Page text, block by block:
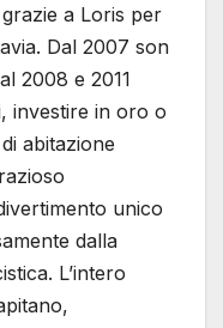
a Loris per
Dal 2007 son
2008 e 2011
investire in oro o
abitazione
unico
dalla
L’intero